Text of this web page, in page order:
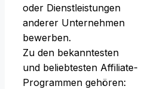
o‬der Dienstleistungen
a‬nderer Unternehmen
bewerben.
Z‬u d‬en bekanntesten
u‬nd beliebtesten Affiliate-
Programmen gehören: